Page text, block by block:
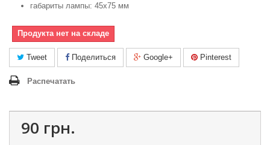
габариты лампы: 45х75 мм
Продукта нет на складе
Tweet Поделиться Google+ Pinterest
Распечатать
90 грн.